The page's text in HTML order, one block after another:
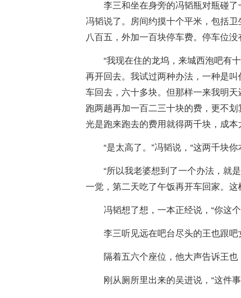
李三和坐在身旁的冯韬瓶对瓶碰
冯韬说了。房间约摸十个平米，包括
八百五，外加一百块停车费。停车位没
“我现在住的龙坞，来城西泡吧有
再开回去。我试过两种办法，一种是
车回去，六十多块。但那样一来我明
跑两趟再加一百二三十块的费，更不
光是跑来跑去的费用就得两千块，成本
“是太高了。”冯韬说，“这两千块
“所以我老婆想到了一个办法，就
一觉，第二天吃了午饭再开车回家。这
冯韬想了想，一本正经说，“你这
李三听见远在吧台尽头的王也跟吧
隔着五六个座位，他大声告诉王也
刚从厕所里出来的吴进说，“这件